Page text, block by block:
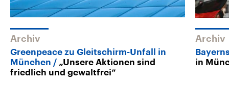
Archiv
Greenpeace zu Gleitschirm-Unfall in
München
„Unsere Aktionen sind
friedlich und gewaltfrei“
Archiv
in